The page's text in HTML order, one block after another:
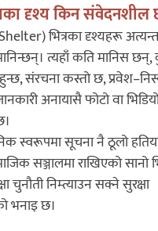
दृश्य किन संवेदनशील
भित्रका दृश्यहरू
त्यहाँ कति मानिस
संरचना कस्तो छ,
अनायासै फोटो वा
स्वरूपमा सूचना नै ठूलो
सञ्जालमा राखिएको सानो
चुनौती निम्त्याउन सक्ने सुरक्षा
भनाइ छ।